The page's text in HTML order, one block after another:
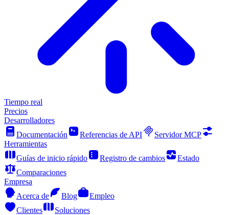
Tiempo real
Precios
Desarrolladores
Documentación
Referencias de API
Servidor MCP
Herramientas
Guías de inicio rápido
Registro de cambios
Estado
Comparaciones
Empresa
Acerca de
Blog
Empleo
Clientes
Soluciones